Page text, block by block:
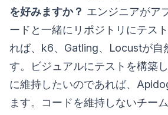
を好みますか？ エンジニアがア
ードと一緒にリポジトリにテス
れば、k6、Gatling、Locustが自
す。ビジュアルにテストを構築
に維持したいのであれば、
ます。コードを維持しないチー